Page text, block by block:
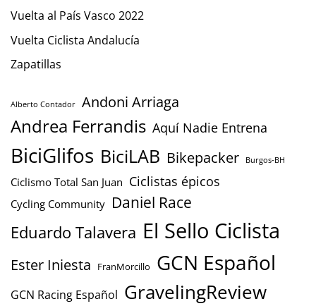
Vuelta al País Vasco 2022
Vuelta Ciclista Andalucía
Zapatillas
Alberto Contador Andoni Arriaga
Andrea Ferrandis Aquí Nadie Entrena
BiciGlifos BiciLAB Bikepacker Burgos-BH
Ciclismo Total San Juan Ciclistas épicos
Cycling Community Daniel Race
Eduardo Talavera El Sello Ciclista
Ester Iniesta FranMorcillo GCN Español
GCN Racing Español GravelingReview